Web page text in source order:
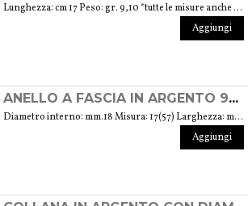
Lunghezza: cm 17 Peso: gr. 9,10 *tutte le misure anche collana su ordinazione
Aggiungi
ANELLO A FASCIA IN ARGENTO 925%
Diametro interno: mm.18 Misura: 17(57) Larghezza: mm.10 Spessore: mm.1,8 Peso: gr.12,20 *tutte le misure su ordinazione.
Aggiungi